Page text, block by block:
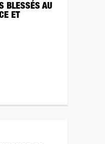
BLESSÉS AU
ET